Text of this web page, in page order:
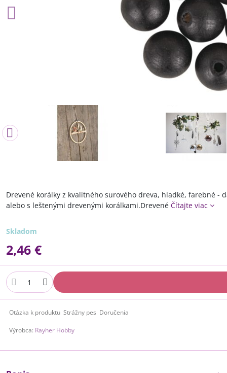
Drevené korálky z kvalitného surového dreva, hladké, farebné -
alebo s leštenými drevenými korálkami.Drevené Čítajte viac
Skladom
2,46 €
Otázka k produktu Strážny pes Doručenia
Výrobca: Rayher Hobby